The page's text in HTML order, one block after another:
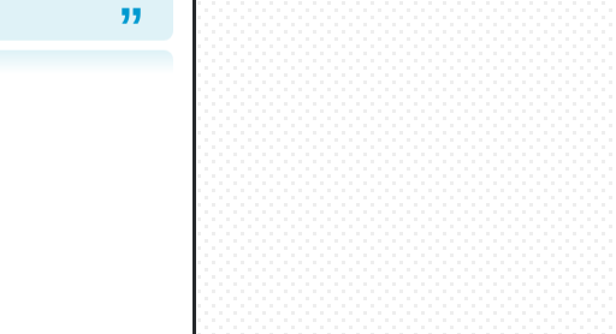
いう「ずっと前